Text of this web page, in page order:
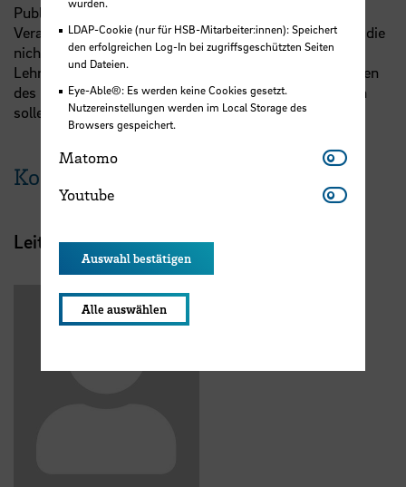
Publikationen. Maßgeblich ist die Durchführung von
Veranstaltungen (Vorträge, Workshops, Konferenzen), die
nicht nur zum Wissenstransfer zwischen Forschung,
Lehre und Praxis beitragen, sondern auch die Aktivitäten
des Instituts einer breiteren Öffentlichkeit nahebringen
sollen.
Kontakt
Leitung
LDAP-Cookie (nur für HSB-Mitarbeiter:innen): Speichert
den erfolgreichen Log-In bei zugriffsgeschützten Seiten
und Dateien.
Eye-Able®: Es werden keine Cookies gesetzt.
Nutzereinstellungen werden im Local Storage des
Browsers gespeichert.
Matomo Matomo
Youtube Youtube
Auswahl bestätigen
Alle auswählen